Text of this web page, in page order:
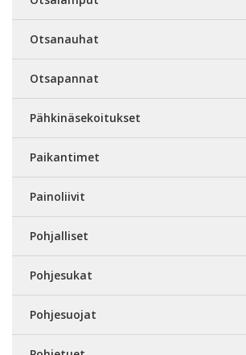
Otsanauhat
Otsapannat
Pähkinäsekoitukset
Paikantimet
Painoliivit
Pohjalliset
Pohjesukat
Pohjesuojat